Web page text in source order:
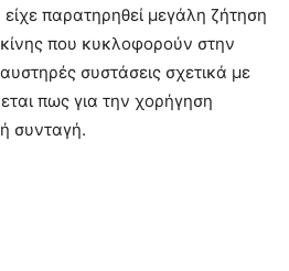
παρατηρηθεί μεγάλη ζήτηση
που κυκλοφορούν στην
συστάσεις σχετικά με
πως για την χορήγηση
συνταγή.